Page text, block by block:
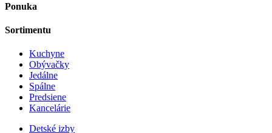
Ponuka
Sortimentu
Kuchyne
Obývačky
Jedálne
Spálne
Predsiene
Kancelárie
Detské izby